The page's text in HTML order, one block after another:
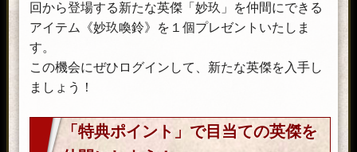
回から登場する新たな英傑「妙玖」を仲間にできる
アイテム《妙玖喚鈴》を１個プレゼントいたしま
す。
この機会にぜひログインして、新たな英傑を入手し
ましょう！
「特典ポイント」で目当ての英傑を